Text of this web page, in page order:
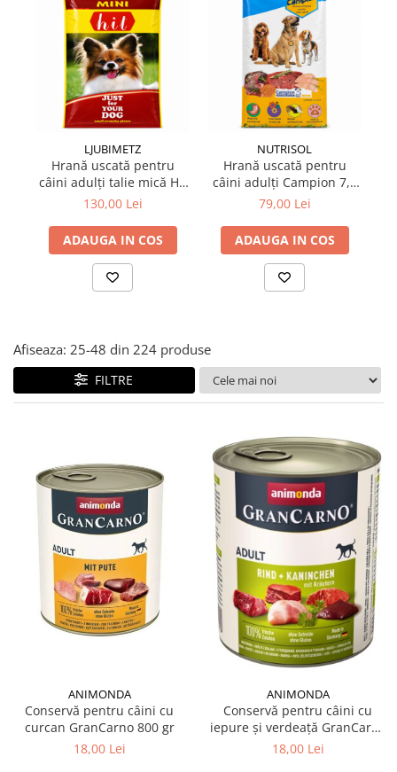
Suplimente și vitamine păsări și
Antidiareice
Gel antiinflamator
LJUBIMETZ
Hrană uscată pentru
câini adulți talie mică Hit
Mini Adult 10 kg
130,00 Lei
ADAUGA IN COS
NUTRISOL
Hrană uscată pentru
câini adulți Campion 7,5
kg
79,00 Lei
ADAUGA IN COS
Afiseaza: 25-48 din 224 produse
FILTRE
ANIMONDA
Conservă pentru câini cu
curcan GranCarno 800 gr
18,00 Lei
ANIMONDA
Conservă pentru câini cu
iepure și verdeață GranCarno
800 gr
18,00 Lei